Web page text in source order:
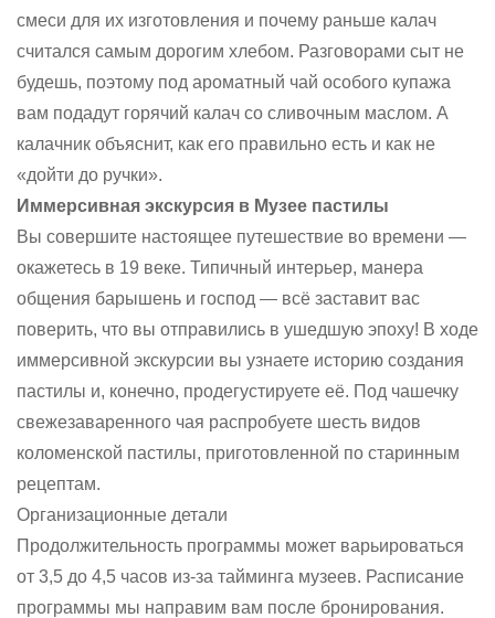
смеси для их изготовления и почему раньше калач
считался самым дорогим хлебом. Разговорами сыт не
будешь, поэтому под ароматный чай особого купажа
вам подадут горячий калач со сливочным маслом. А
калачник объяснит, как его правильно есть и как не
«дойти до ручки».
Иммерсивная экскурсия в Музее пастилы
Вы совершите настоящее путешествие во времени —
окажетесь в 19 веке. Типичный интерьер, манера
общения барышень и господ — всё заставит вас
поверить, что вы отправились в ушедшую эпоху! В ходе
иммерсивной экскурсии вы узнаете историю создания
пастилы и, конечно, продегустируете её. Под чашечку
свежезаваренного чая распробуете шесть видов
коломенской пастилы, приготовленной по старинным
рецептам.
Организационные детали
Продолжительность программы может варьироваться
от 3,5 до 4,5 часов из-за тайминга музеев. Расписание
программы мы направим вам после бронирования.